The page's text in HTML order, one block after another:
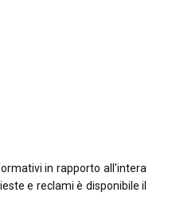
in rapporto all'intera
e reclami è disponibile il